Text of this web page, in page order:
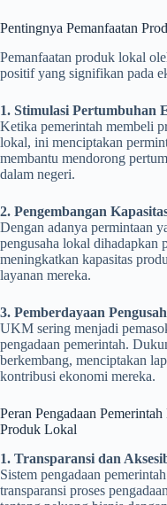
Pentingnya Pemanfaatan
Pemanfaatan produk lokal
positif yang signifikan pada
1. Stimulasi Pertumbuhan
Ketika pemerintah membeli
lokal, ini menciptakan
membantu mendorong
dalam negeri.
2. Pengembangan
Dengan adanya permintaan
pengusaha lokal dihadapkan
meningkatkan kapasitas
layanan mereka.
3. Pemberdayaan
UKM sering menjadi
pengadaan pemerintah.
berkembang, menciptakan
kontribusi ekonomi mereka.
Peran Pengadaan
Produk Lokal
1. Transparansi dan
Sistem pengadaan
transparansi proses